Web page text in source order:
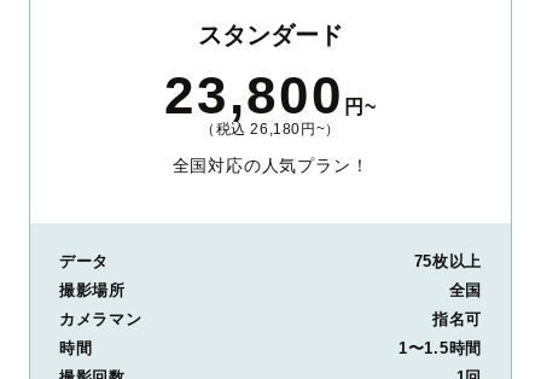
スタンダード
23,800 円~
（税込 26,180円~）
全国対応の人気プラン！
データ
75枚以上
撮影場所
全国
カメラマン
指名可
時間
1〜1.5時間